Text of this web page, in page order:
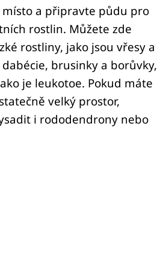
místo a připravte půdu pro
rostlin. Můžete zde
rostliny, jako jsou vřesy a
brusinky a borůvky,
je leukotoe. Pokud máte
velký prostor,
i rododendrony nebo